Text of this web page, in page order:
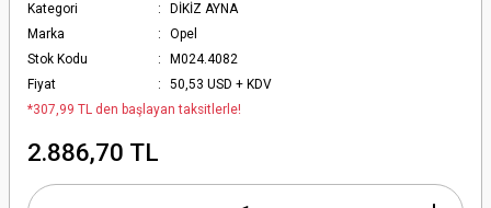
Kategori
DİKİZ AYNA
Marka
Opel
Stok Kodu
M024.4082
Fiyat
50,53 USD + KDV
*307,99 TL den başlayan taksitlerle!
2.886,70 TL